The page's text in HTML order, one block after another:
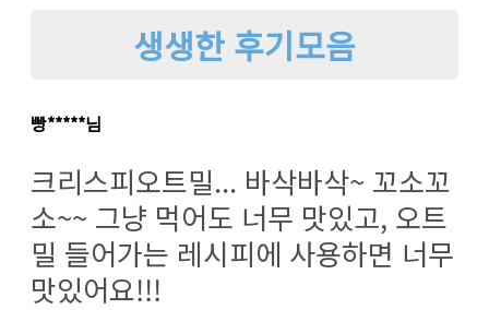
생생한 후기모음
빵*****님
크리스피오트밀... 바삭바삭~ 꼬소꼬
소~~ 그냥 먹어도 너무 맛있고, 오트
밀 들어가는 레시피에 사용하면 너무
맛있어요!!!